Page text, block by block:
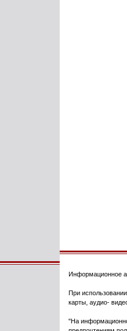
Информационное
При
карты, аудио-
"На